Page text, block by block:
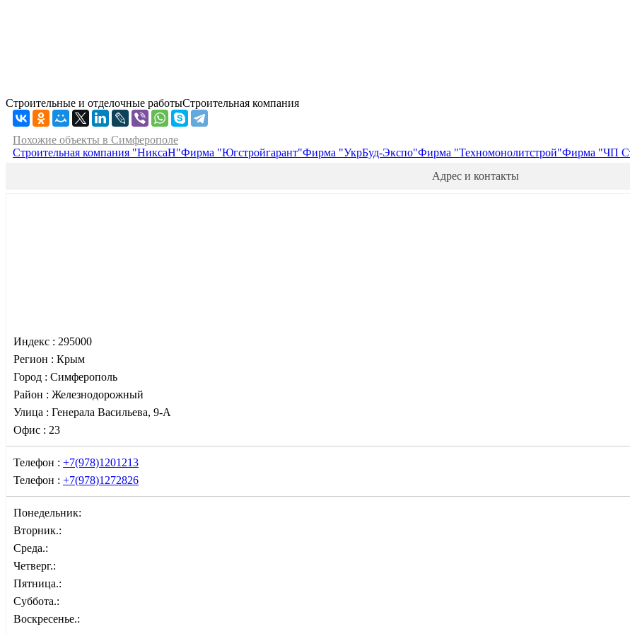
Строительные и отделочные работыСтроительная компания
Похожие объекты в Симферополе
Строительная компания "НиксаН"Фирма "Югстройгарант"Фирма "УкрБуд-Экспо"Фирма "Техномонолитстрой"Фирма "ЧП
Адрес и контакты
Индекс : 295000
Регион : Крым
Город : Симферополь
Район : Железнодорожный
Улица : Генерала Васильева, 9-А
Офис : 23
Телефон : +7(978)1201213
Телефон : +7(978)1272826
Понедельник:
Вторник.:
Среда.:
Четверг.:
Пятница.:
Суббота.:
Воскресенье.: